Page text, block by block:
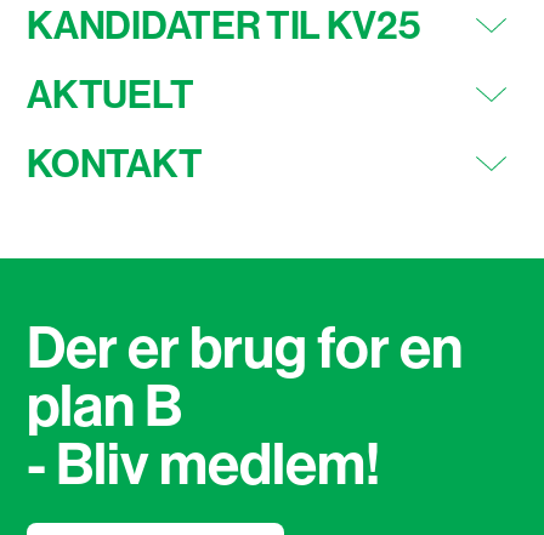
KANDIDATER TIL KV25
AKTUELT
KONTAKT
Der er brug for en
plan B
- Bliv medlem!